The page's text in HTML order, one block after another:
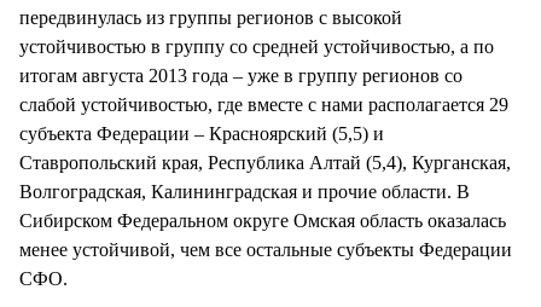
передвинулась из группы регионов с высокой
устойчивостью в группу со средней устойчивостью, а по
итогам августа 2013 года – уже в группу регионов со
слабой устойчивостью, где вместе с нами располагается 29
субъекта Федерации – Красноярский (5,5) и
Ставропольский края, Республика Алтай (5,4), Курганская,
Волгоградская, Калининградская и прочие области. В
Сибирском Федеральном округе Омская область оказалась
менее устойчивой, чем все остальные субъекты Федерации
СФО.